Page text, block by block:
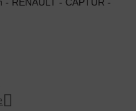
- RENAULT - CAPTUR -
